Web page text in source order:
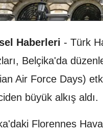
Haberleri - Türk
Belçika'da
Air Force Days)
büyük alkış aldı.
Florennes